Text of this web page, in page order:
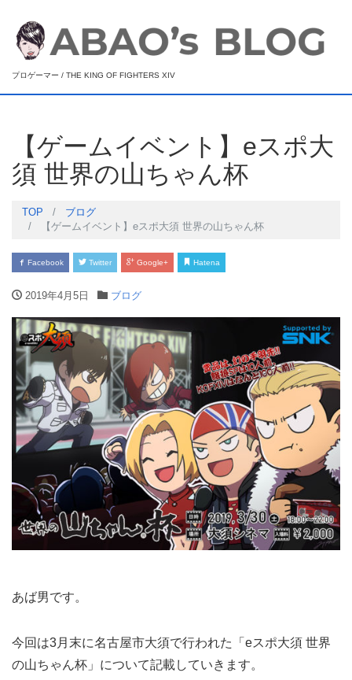
プロゲーマー / THE KING OF FIGHTERS XIV
【ゲームイベント】eスポ大
須 世界の山ちゃん杯
TOP
ブログ
【ゲームイベント】eスポ大須 世界の山ちゃん杯
Facebook Twitter Google+ Hatena
2019年4月5日 ブログ
あば男です。
今回は3月末に名古屋市大須で行われた「eスポ大須 世界
の山ちゃん杯」について記載していきます。